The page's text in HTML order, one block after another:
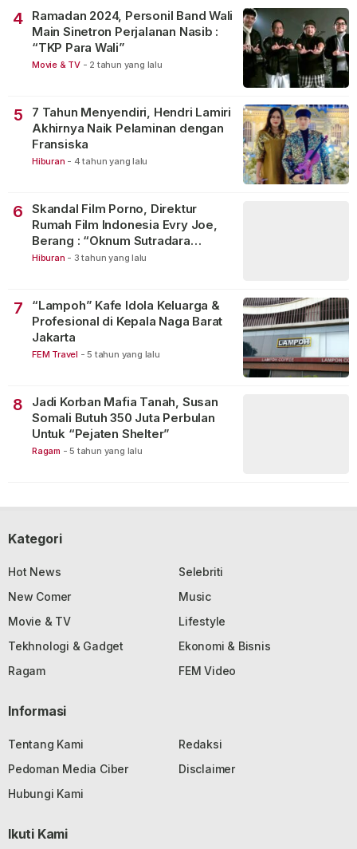
4
Ramadan 2024, Personil Band Wali
Main Sinetron Perjalanan Nasib :
“TKP Para Wali”
Movie & TV - 2 tahun yang lalu
5
7 Tahun Menyendiri, Hendri Lamiri
Akhirnya Naik Pelaminan dengan
Fransiska
Hiburan - 4 tahun yang lalu
6
Skandal Film Porno, Direktur
Rumah Film Indonesia Evry Joe,
Berang : “Oknum Sutradara
Merusak Perfilman Indonesia”!
Hiburan - 3 tahun yang lalu
7
“Lampoh” Kafe Idola Keluarga &
Profesional di Kepala Naga Barat
Jakarta
FEM Travel - 5 tahun yang lalu
8
Jadi Korban Mafia Tanah, Susan
Somali Butuh 350 Juta Perbulan
Untuk “Pejaten Shelter”
Ragam - 5 tahun yang lalu
Kategori
Hot News
Selebriti
New Comer
Music
Movie & TV
Lifestyle
Tekhnologi & Gadget
Ekonomi & Bisnis
Ragam
FEM Video
Informasi
Tentang Kami
Redaksi
Pedoman Media Ciber
Disclaimer
Hubungi Kami
Ikuti Kami